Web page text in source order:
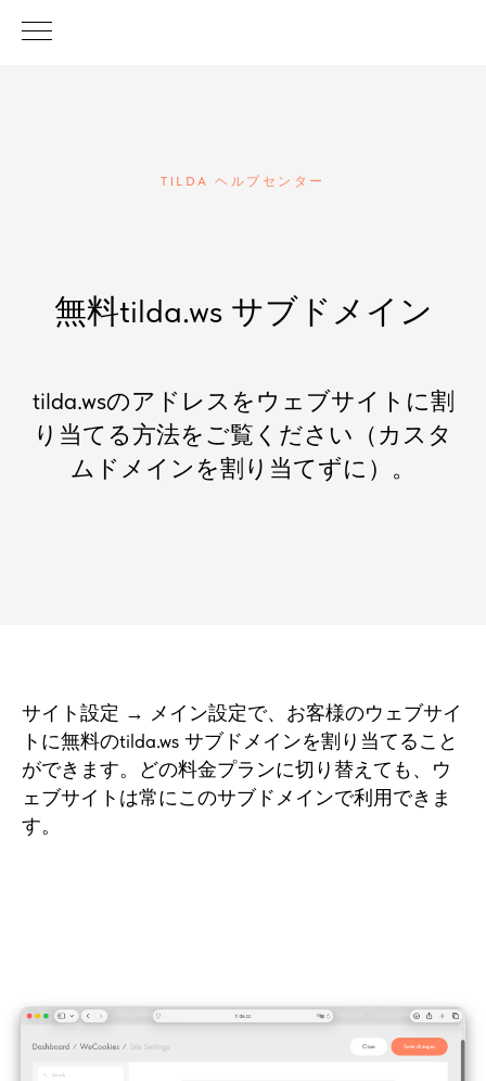
TILDA ヘルプセンター
無料tilda.ws サブドメイン
tilda.wsのアドレスをウェブサイトに割
り当てる方法をご覧ください（カスタ
ムドメインを割り当てずに）。
サイト設定 → メイン設定で、お客様のウェブサイ
トに無料のtilda.ws サブドメインを割り当てること
ができます。どの料金プランに切り替えても、ウ
ェブサイトは常にこのサブドメインで利用できま
す。